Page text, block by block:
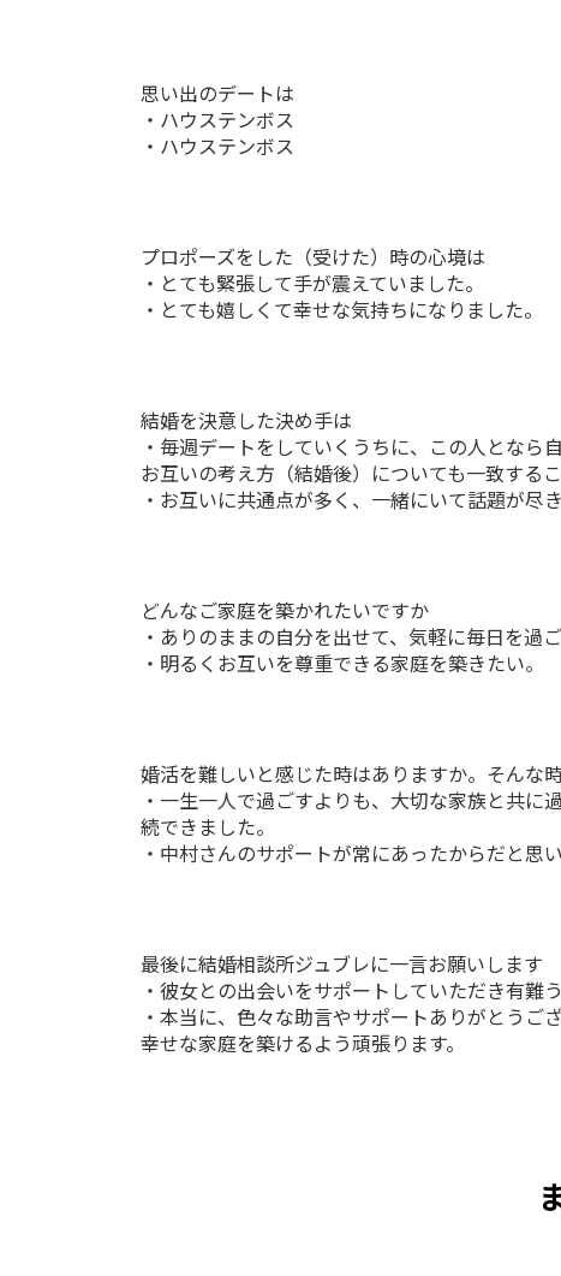
思い出のデートは
・ハウステンボス
・ハウステンボス
プロポーズをした（受けた）時の心境は
・とても緊張して手が震えていました。
・とても嬉しくて幸せな気持ちになりました。
結婚を決意した決め手は
・毎週デートをしていくうちに、この人となら
お互いの考え方（結婚後）についても一致する
・お互いに共通点が多く、一緒にいて話題が尽
どんなご家庭を築かれたいですか
・ありのままの自分を出せて、気軽に毎日を過ご
・明るくお互いを尊重できる家庭を築きたい。
婚活を難しいと感じた時はありますか。そんな
・一生一人で過ごすよりも、大切な家族と共
続できました。
・中村さんのサポートが常にあったからだと思い
最後に結婚相談所ジュブレに一言お願いします
・彼女との出会いをサポートしていただき有難
・本当に、色々な助言やサポートありがとうご
幸せな家庭を築けるよう頑張ります。